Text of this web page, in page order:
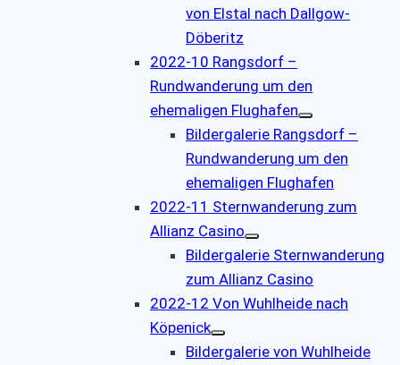
von Elstal nach Dallgow-
Döberitz
2022-10 Rangsdorf –
Rundwanderung um den
ehemaligen Flughafen
Bildergalerie Rangsdorf –
Rundwanderung um den
ehemaligen Flughafen
2022-11 Sternwanderung zum
Allianz Casino
Bildergalerie Sternwanderung
zum Allianz Casino
2022-12 Von Wuhlheide nach
Köpenick
Bildergalerie von Wuhlheide